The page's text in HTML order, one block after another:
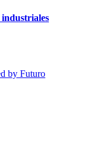
industriales
by Futuro